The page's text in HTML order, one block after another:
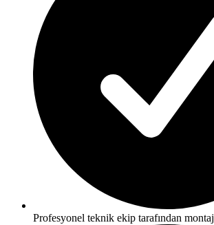
Profesyonel teknik ekip tarafından montaj